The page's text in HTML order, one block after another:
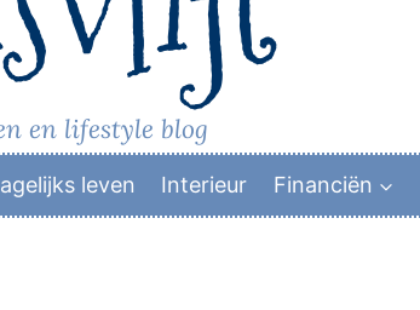
en lifestyle blog
leven Interieur Financiën